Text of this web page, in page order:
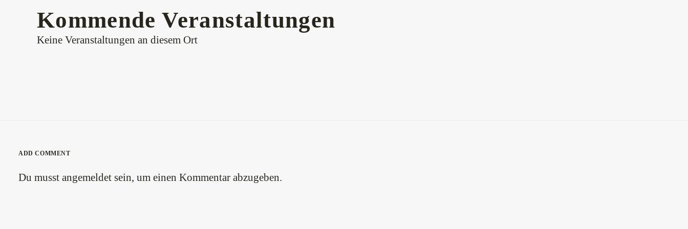
Kommende Veranstaltungen
Keine Veranstaltungen an diesem Ort
ADD COMMENT
Du musst angemeldet sein, um einen Kommentar abzugeben.